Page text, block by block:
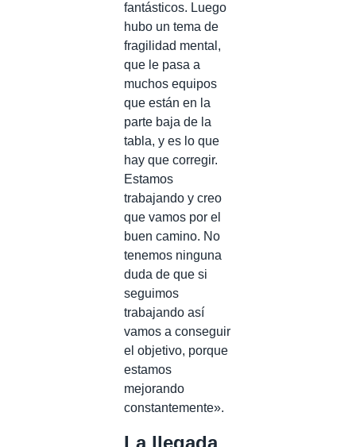
fantásticos. Luego
hubo un tema de
fragilidad mental,
que le pasa a
muchos equipos
que están en la
parte baja de la
tabla, y es lo que
hay que corregir.
Estamos
trabajando y creo
que vamos por el
buen camino. No
tenemos ninguna
duda de que si
seguimos
trabajando así
vamos a conseguir
el objetivo, porque
estamos
mejorando
constantemente».
La llegada